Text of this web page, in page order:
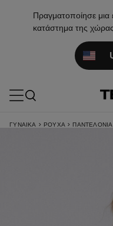
Πραγματοποίησε
κατάστημα της
ΓΥΝΑΙΚΑ > ΡΟΎΧΑ >